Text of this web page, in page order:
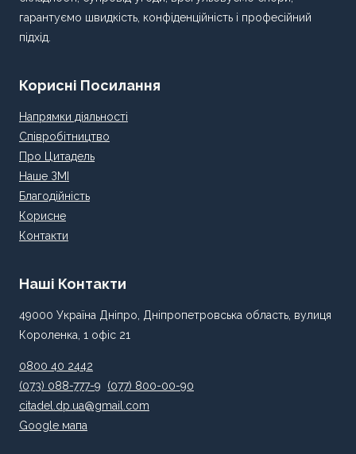
гарантуємо швидкість, конфіденційність і професійний
підхід.
Корисні Посилання
Напрямки діяльності
Співробітництво
Про Цитадель
Наше ЗМІ
Благодійність
Корисне
Контакти
Наші Контакти
49000 Україна Дніпро, Дніпропетровська область, вулиця
Короленка, 1 офіс 21
0800 40 2442
(073) 088-777-9
(077) 800-00-90
citadel.dp.ua@gmail.com
Google мапа